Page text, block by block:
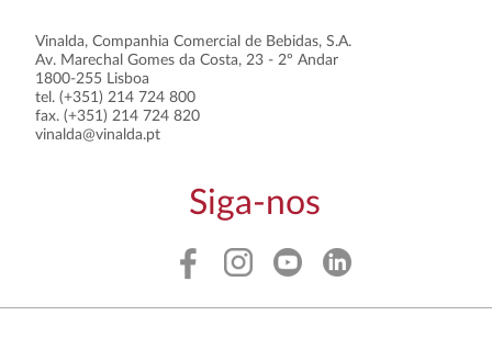
Vinalda, Companhia Comercial de Bebidas, S.A.
Av. Marechal Gomes da Costa, 23 - 2º Andar
1800-255 Lisboa
tel. (+351) 214 724 800
fax. (+351) 214 724 820
vinalda@vinalda.pt
Siga-nos